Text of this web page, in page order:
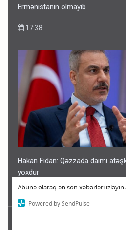
Abunə olaraq ən son xəbərləri izləyin.
Powered by SendPulse
Ermənistanın olmayıb
17:38
Hakan Fidan: Qəzzada daimi
yoxdur